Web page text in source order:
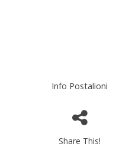
Info Postalioni
Share This!